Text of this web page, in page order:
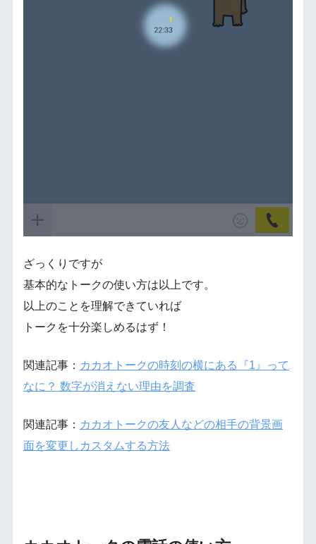
ざっくりですが
基本的なトークの使い方は以上です。
以上のことを理解できていれば
トークを十分楽しめるはず！
関連記事： カカオトークの時刻の横にある『1』って
なに？ 数字が消えない理由を調査
関連記事： カカオトークの友人などの相手の背景画
面を変更しカスタムする方法